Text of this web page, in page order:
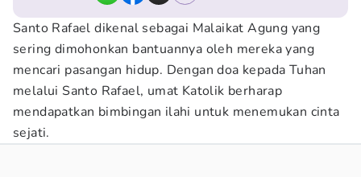
Santo Rafael dikenal sebagai Malaikat Agung yang
sering dimohonkan bantuannya oleh mereka yang
mencari pasangan hidup. Dengan doa kepada Tuhan
melalui Santo Rafael, umat Katolik berharap
mendapatkan bimbingan ilahi untuk menemukan cinta
sejati.